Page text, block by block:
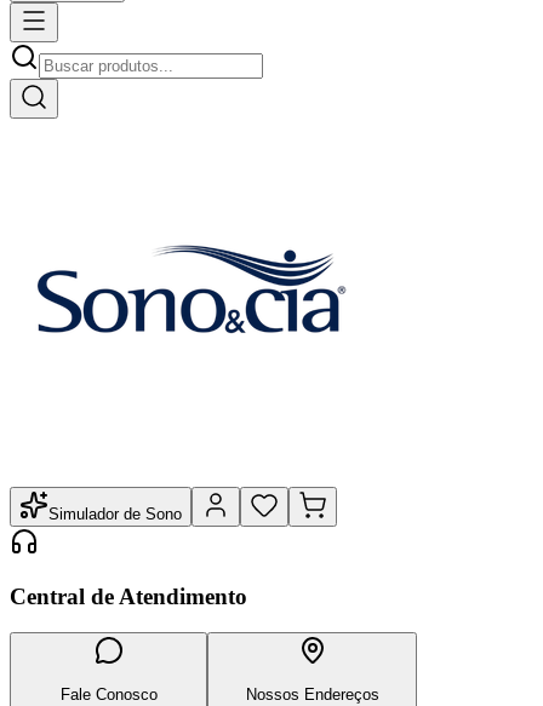
Simulador de Sono
Central de Atendimento
Fale Conosco
Nossos Endereços